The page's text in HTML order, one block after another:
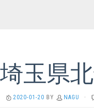
玉県北
2020-01-20 BY NAGU ·